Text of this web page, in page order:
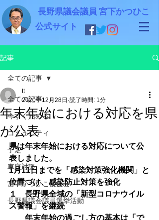
長野県議会議員 宮下かつひこ
公式サイト
記事
全ての記事
今すぐ始める
コミュニティ
予定
車座対談
宮下かつひこ後援会
長野県議会議員選挙活動
全ての記事
年末年始における対応を県
が公表
tt
2020年12月28日 読了時間: 1分
県は年末年始における対応について公
表しました。
1月11日までを「感染対策強化機関」と
位置づけ、感染防止対策を強化
１　長野県全域の「新型コロナウイル
ス警報」を継続
年末年始の過ごし方の基本は「で